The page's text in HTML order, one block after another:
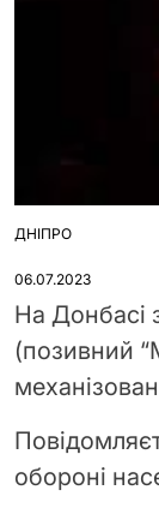
ОПУБЛІКУВАТИ
ДНІПРО
06.07.2023
На Донбасі
(позивний
обороні